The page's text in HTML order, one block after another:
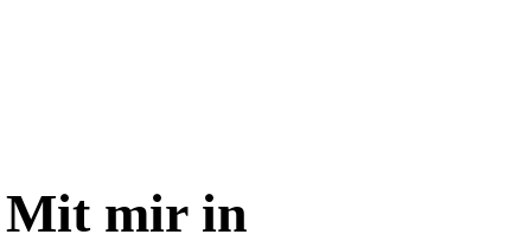
Mit mir in